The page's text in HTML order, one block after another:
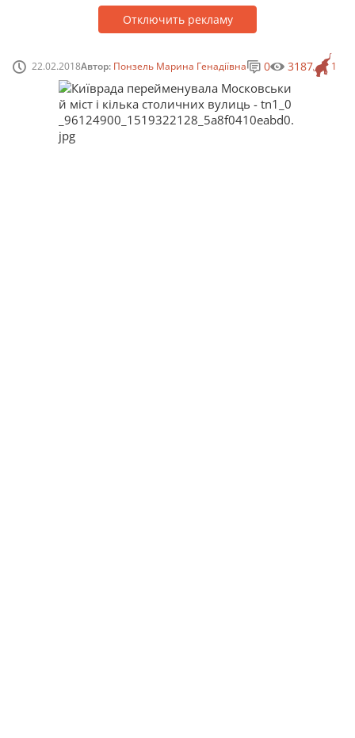
Отключить рекламу
22.02.2018Автор: Понзель Марина Генадіївна 1
0 3187